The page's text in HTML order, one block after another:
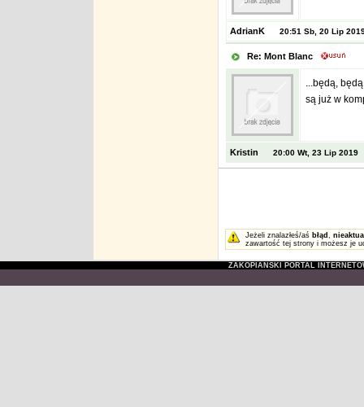
AdrianK 20:51 Sb, 20 Lip
Re: Mont Blanc
...będą,
są już w
Kristin 20:00 Wt, 23 Lip 2019
Jeżeli znalazłeś/aś błąd ,
zawartość tej strony i możesz je
ZAKOPIAŃSKI PORTAL